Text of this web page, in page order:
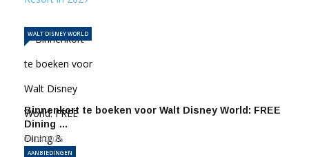
Binnenkort te boeken voor Walt Disney World: FREE
Dining …
WALT DISNEY WORLD
09-04-2026
AANBIEDINGEN